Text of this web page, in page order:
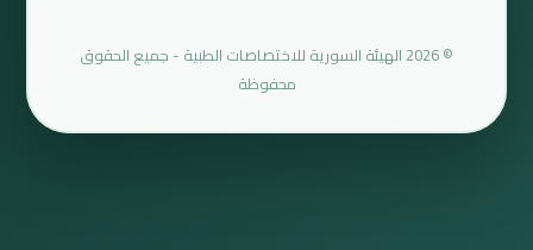
© 2026 الهيئة السورية للاختصاصات الطبية - جميع الحقوق
محفوظة